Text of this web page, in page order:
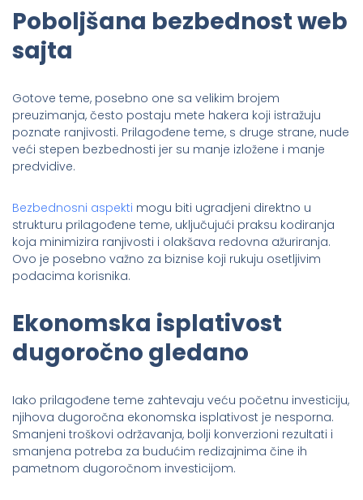
Poboljšana bezbednost web
sajta
Gotove teme, posebno one sa velikim brojem
preuzimanja, često postaju mete hakera koji istražuju
poznate ranjivosti. Prilagođene teme, s druge strane, nude
veći stepen bezbednosti jer su manje izložene i manje
predvidive.
Bezbednosni aspekti mogu biti ugradjeni direktno u
strukturu prilagođene teme, uključujući praksu kodiranja
koja minimizira ranjivosti i olakšava redovna ažuriranja.
Ovo je posebno važno za biznise koji rukuju osetljivim
podacima korisnika.
Ekonomska isplativost
dugoročno gledano
Iako prilagođene teme zahtevaju veću početnu investiciju,
njihova dugoročna ekonomska isplativost je nesporna.
Smanjeni troškovi održavanja, bolji konverzioni rezultati i
smanjena potreba za budućim redizajnima čine ih
pametnom dugoročnom investicijom.